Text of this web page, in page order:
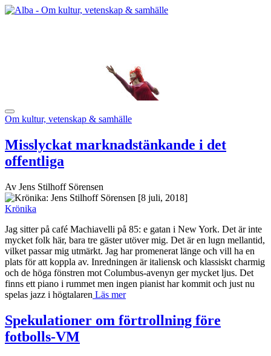
Om kultur, vetenskap & samhälle
Misslyckat marknadstänkande i det
offentliga
Av Jens Stilhoff Sörensen
[8 juli, 2018]
Krönika
Jag sitter på café Machiavelli på 85: e gatan i New York. Det är inte
mycket folk här, bara tre gäster utöver mig. Det är en lugn mellantid,
vilket passar mig utmärkt. Jag har promenerat länge och vill ha en
plats för att koppla av. Inredningen är italiensk och klassiskt charmig
och de höga fönstren mot Columbus-avenyn ger mycket ljus. Det
finns ett piano i rummet men ingen pianist har kommit och just nu
spelas jazz i högtalaren Läs mer
Spekulationer om förtrollning före
fotbolls-VM